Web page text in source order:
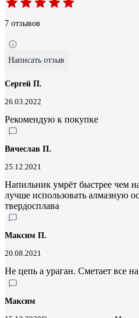
7 отзывов
Написать отзыв
Сергей П.
26.03.2022
Рекомендую к покупке
Вячеслав П.
25.12.2021
Напильник умрёт быстрее чем
лучше использовать алмазную
твердосплава
Максим П.
20.08.2021
Не цепь а ураган. Сметает все
Максим